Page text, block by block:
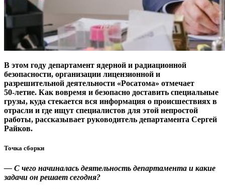
В этом году департамент ядерной и радиационной
безопасности, организации лицензионной и
разрешительной деятельности «Росатома» отмечает
50‑летие. Как вовремя и безопасно доставить специальные
грузы, куда стекается вся информация о происшествиях в
отрасли и где ищут специалистов для этой непростой
работы, рассказывает руководитель департамента Сергей
Райков.
Точка сборки
— С чего начиналась деятельность департамента и какие
задачи он решает сегодня?